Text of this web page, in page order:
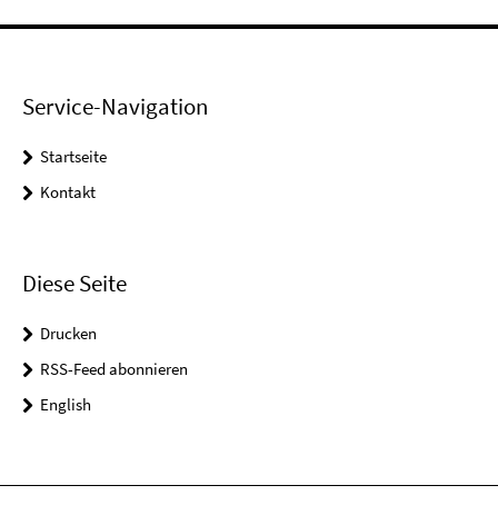
Service-Navigation
Startseite
Kontakt
Diese Seite
Drucken
RSS-Feed abonnieren
English